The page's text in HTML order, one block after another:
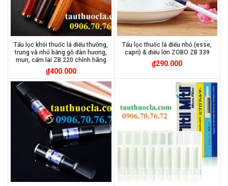
Tẩu lọc khói thuốc lá điếu thường,
trung và nhỏ bằng gỗ đàn hương,
mun, cẩm lai ZB 220 chính hãng
₫400.000
Tẩu lọc thuốc lá điếu nhỏ (esse,
capri) & điếu lớn ZOBO ZB 339
₫290.000